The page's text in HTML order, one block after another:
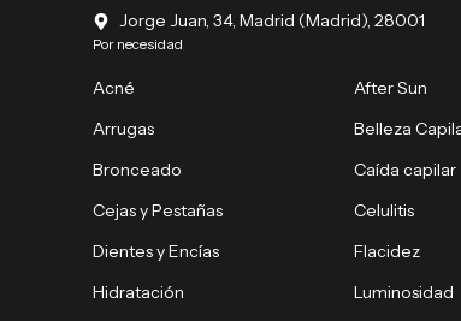
Jorge Juan, 34, Madrid (Madrid), 28001
Por necesidad
Acné
After Sun
Arrugas
Belleza
Bronceado
Caída capilar
Cejas y Pestañas
Celulitis
Dientes y Encías
Flacidez
Hidratación
Luminosidad